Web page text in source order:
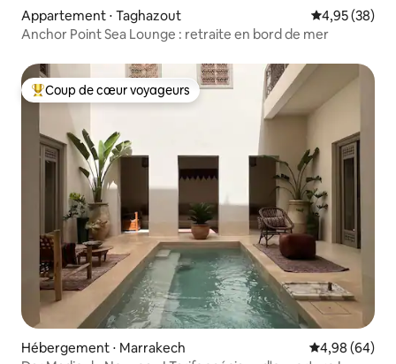
Appartement ⋅ Taghazout Évaluation
4,95 (38)
Anchor Point Sea Lounge : retraite en bord de mer
Coups de cœur voyageurs les plus appréciés
Coup de cœur voyageurs
Hébergement ⋅ Marrakech Évaluation
4,98 (64)